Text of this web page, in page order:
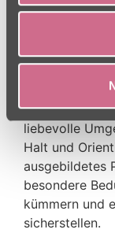
Demenziell
unseren
unsere an
liebevolle
Halt und
ausgebildetes
besondere
kümmern und
sicherstellen.